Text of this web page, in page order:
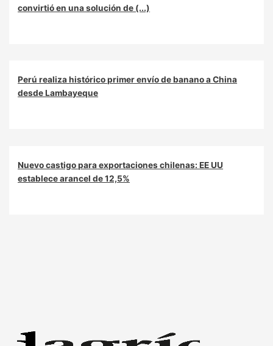
convirtió en una solución de (...)
Perú realiza histórico primer envío de banano a China
desde Lambayeque
Nuevo castigo para exportaciones chilenas: EE UU
establece arancel de 12,5%